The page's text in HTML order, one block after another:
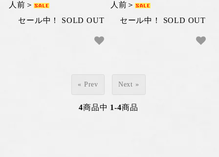
人前＞
セール中！ SOLD OUT
人前＞
セール中！ SOLD OUT
« Prev Next »
4商品中 1-4商品